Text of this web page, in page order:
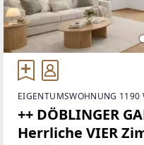
EIGENTUMSWOHNUNG 1190
++ DÖBLINGER
Herrliche VIER